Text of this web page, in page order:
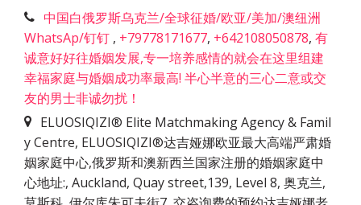
中国白俄罗斯乌克兰/全球征婚/欧亚/美加/澳纽洲
WhatsAp/钉钉 , +79778171677, +642108050878, 有
诚意好好往婚姻发展,专一培养感情的就会在这里组建
幸福家庭与婚姻成功率最高! 半心半意的三心二意或交
友的男士非诚勿扰！
ELUOSIQIZI® Elite Matchmaking Agency & Famil
y Centre, ELUOSIQIZI®达吉娅娜欧亚最大高端严肃婚
姻家庭中心,俄罗斯和澳新西兰国家注册的婚姻家庭中
心地址:, Auckland, Quay street,139, Level 8, 奥克兰,